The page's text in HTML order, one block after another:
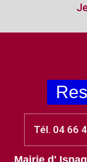
Tél. 04 66
Mairie d'